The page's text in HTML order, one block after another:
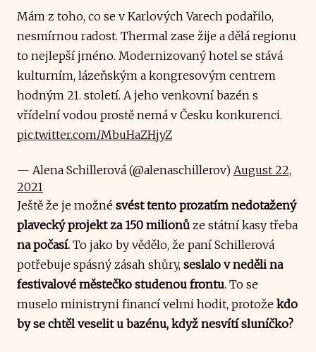
Mám z toho, co se v Karlových Varech podařilo,
nesmírnou radost. Thermal zase žije a dělá regionu
to nejlepší jméno. Modernizovaný hotel se stává
kulturním, lázeňským a kongresovým centrem
hodným 21. století. A jeho venkovní bazén s
vřídelní vodou prostě nemá v Česku konkurenci.
pic.twitter.com/MbuHaZHjyZ
— Alena Schillerová (@alenaschillerov) August 22,
2021
Ještě že je možné svést tento prozatím nedotažený
plavecký projekt za 150 milionů ze státní kasy třeba
na počasí. To jako by vědělo, že paní Schillerová
potřebuje spásný zásah shůry, seslalo v neděli na
festivalové městečko studenou frontu. To se
muselo ministryni financí velmi hodit, protože kdo
by se chtěl veselit u bazénu, když nesvítí sluníčko?